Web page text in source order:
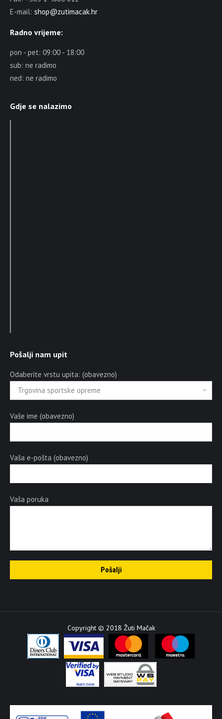
E-mail: shop@zutimacak.hr
Radno vrijeme:
pon - pet: 09:00 - 18:00
sub: ne radimo
ned: ne radimo
Gdje se nalazimo
Pošalji nam upit
Odaberite vrstu upita: (obavezno)
Vaše ime (obavezno)
Vaša e-pošta (obavezno)
Vaša poruka
Copyright © 2018 Žuti Mačak